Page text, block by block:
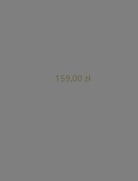
159,00 zł